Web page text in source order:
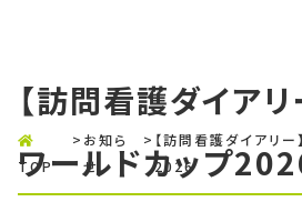
TOP
> お知ら
せ
> 【訪問看護ダイアリー
2026
【訪問看護ダイアリ
ワールドカップ